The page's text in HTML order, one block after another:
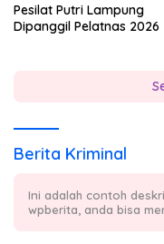
Pesilat Putri Lampung
Dipanggil Pelatnas 2026
Berita Kriminal
Ini adalah contoh
wpberita, anda bisa